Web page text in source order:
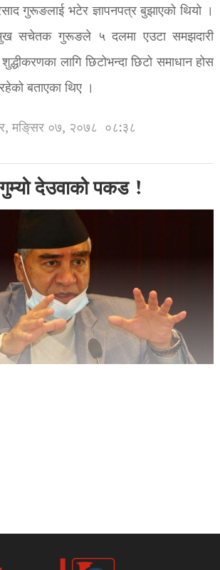
गुरूङलाई भटेर ज्ञापनपत्र बुझाएको थियो ।
सचेतक गुरूङले ५ दलमा एउटा समझदारी
लागि छिटोभन्दा छिटो समाधान होस
बताएका थिए ।
मङि्सर ०७, २०७८ ०८:३८
देउवाको पकड !